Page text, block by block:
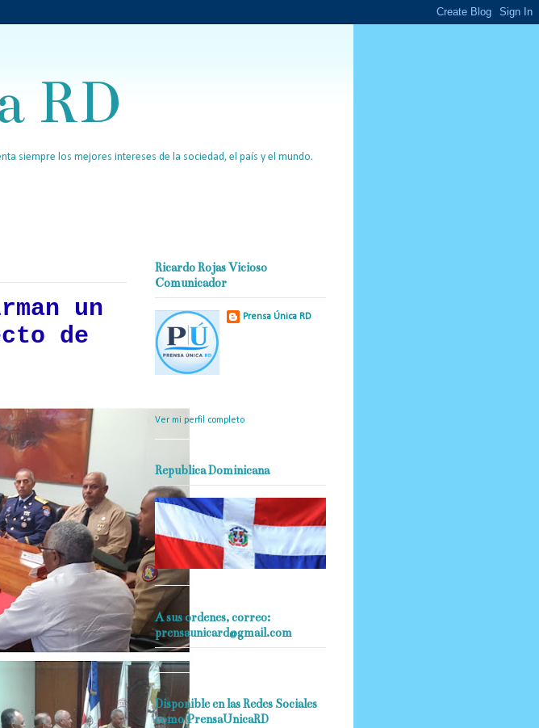
RD
siempre los mejores intereses de la sociedad, el país y el mundo.
un
de
Ricardo Rojas Vicioso
Comunicador
Prensa Única RD
Ver mi perfil completo
Republica Dominicana
A sus ordenes, correo:
prensaunicard@gmail.com
Disponible en las Redes Sociales
como PrensaUnicaRD